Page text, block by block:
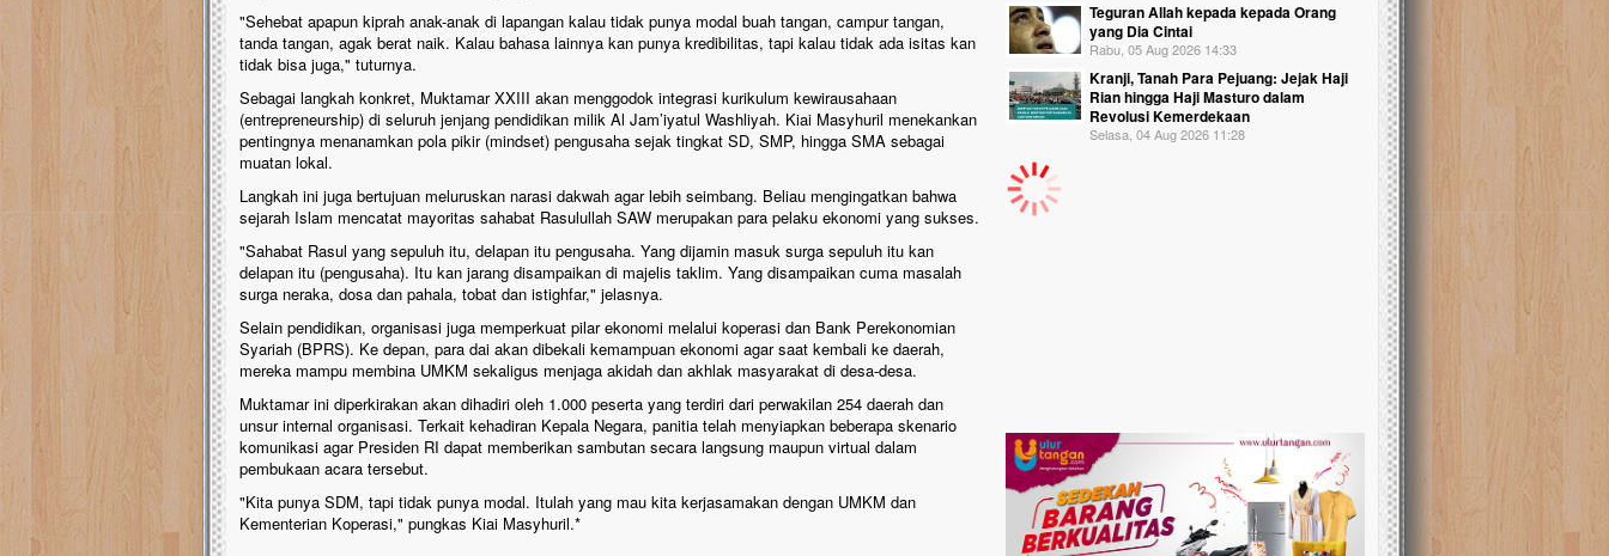
​"Sehebat apapun kiprah anak-anak di lapangan kalau tidak punya modal buah tangan, campur tangan,
tanda tangan, agak berat naik. Kalau bahasa lainnya kan punya kredibilitas, tapi kalau tidak ada isitas kan
tidak bisa juga," tuturnya.
​Sebagai langkah konkret, Muktamar XXIII akan menggodok integrasi kurikulum kewirausahaan
(entrepreneurship) di seluruh jenjang pendidikan milik Al Jam’iyatul Washliyah. Kiai Masyhuril menekankan
pentingnya menanamkan pola pikir (mindset) pengusaha sejak tingkat SD, SMP, hingga SMA sebagai
muatan lokal.
​Langkah ini juga bertujuan meluruskan narasi dakwah agar lebih seimbang. Beliau mengingatkan bahwa
sejarah Islam mencatat mayoritas sahabat Rasulullah SAW merupakan para pelaku ekonomi yang sukses.
​"Sahabat Rasul yang sepuluh itu, delapan itu pengusaha. Yang dijamin masuk surga sepuluh itu kan
delapan itu (pengusaha). Itu kan jarang disampaikan di majelis taklim. Yang disampaikan cuma masalah
surga neraka, dosa dan pahala, tobat dan istighfar," jelasnya.
​​Selain pendidikan, organisasi juga memperkuat pilar ekonomi melalui koperasi dan Bank Perekonomian
Syariah (BPRS). Ke depan, para dai akan dibekali kemampuan ekonomi agar saat kembali ke daerah,
mereka mampu membina UMKM sekaligus menjaga akidah dan akhlak masyarakat di desa-desa.
​Muktamar ini diperkirakan akan dihadiri oleh 1.000 peserta yang terdiri dari perwakilan 254 daerah dan
unsur internal organisasi. Terkait kehadiran Kepala Negara, panitia telah menyiapkan beberapa skenario
komunikasi agar Presiden RI dapat memberikan sambutan secara langsung maupun virtual dalam
pembukaan acara tersebut.
​"Kita punya SDM, tapi tidak punya modal. Itulah yang mau kita kerjasamakan dengan UMKM dan
Kementerian Koperasi," pungkas Kiai Masyhuril.*
Teguran Allah kepada kepada Orang
yang Dia Cintai
Rabu, 05 Aug 2026 14:33
Kranji, Tanah Para Pejuang: Jejak Haji
Rian hingga Haji Masturo dalam
Revolusi Kemerdekaan
Selasa, 04 Aug 2026 11:28